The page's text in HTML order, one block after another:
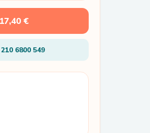
17,40 €
210 6800 549